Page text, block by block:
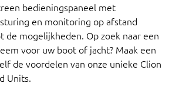
bedieningspaneel met
en monitoring op afstand
de mogelijkheden. Op zoek naar een
voor uw boot of jacht? Maak een
de voordelen van onze unieke Clion
Units.